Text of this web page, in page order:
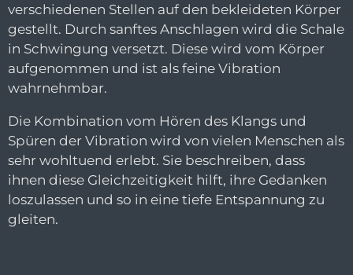
verschiedenen Stellen auf den bekleideten Körper
gestellt. Durch sanftes Anschlagen wird die Schale
in Schwingung versetzt. Diese wird vom Körper
aufgenommen und ist als feine Vibration
wahrnehmbar.
Die Kombination vom Hören des Klangs und
Spüren der Vibration wird von vielen Menschen als
sehr wohltuend erlebt. Sie beschreiben, dass
ihnen diese Gleichzeitigkeit hilft, ihre Gedanken
loszulassen und so in eine tiefe Entspannung zu
gleiten.